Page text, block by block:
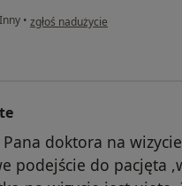
Inny • w opinii użytkownika Konto
zgłoś nadużycie
doktora na
podejście do pacjęta